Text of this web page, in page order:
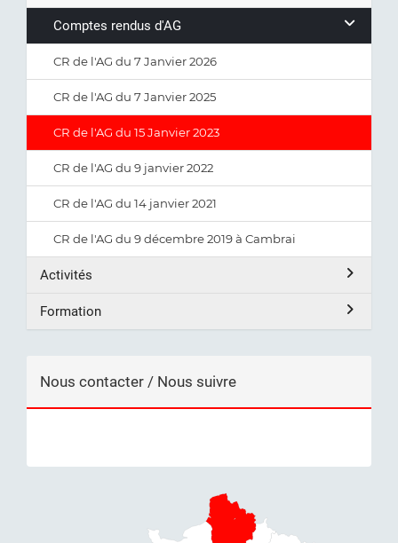
Comptes rendus d'AG
CR de l'AG du 7 Janvier 2026
CR de l'AG du 7 Janvier 2025
CR de l'AG du 15 Janvier 2023
CR de l'AG du 9 janvier 2022
CR de l'AG du 14 janvier 2021
CR de l'AG du 9 décembre 2019 à Cambrai
Activités
Formation
Nous contacter / Nous suivre